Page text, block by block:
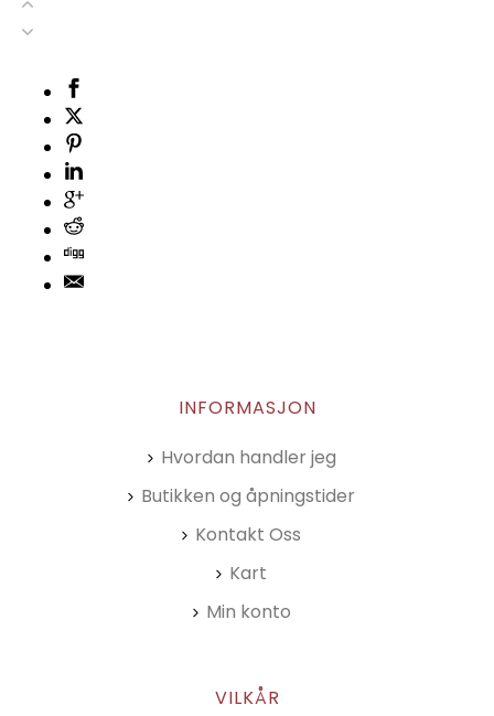
INFORMASJON
Hvordan handler jeg
Butikken og åpningstider
Kontakt Oss
Kart
Min konto
VILKÅR